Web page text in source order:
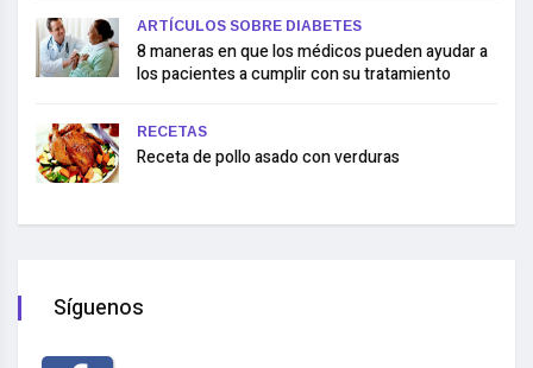
ARTÍCULOS SOBRE DIABETES
8 maneras en que los médicos pueden ayudar a
los pacientes a cumplir con su tratamiento
RECETAS
Receta de pollo asado con verduras
Síguenos